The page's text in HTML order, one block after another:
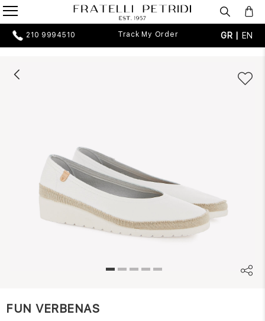
210 9994510 Track My Order GR | EN
FUN VERBENAS